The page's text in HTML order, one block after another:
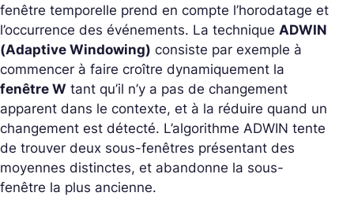
fenêtre temporelle prend en compte l’horodatage et
l’occurrence des événements. La technique ADWIN
(Adaptive Windowing) consiste par exemple à
commencer à faire croître dynamiquement la
fenêtre W tant qu’il n’y a pas de changement
apparent dans le contexte, et à la réduire quand un
changement est détecté. L’algorithme ADWIN tente
de trouver deux sous-fenêtres présentant des
moyennes distinctes, et abandonne la sous-
fenêtre la plus ancienne.